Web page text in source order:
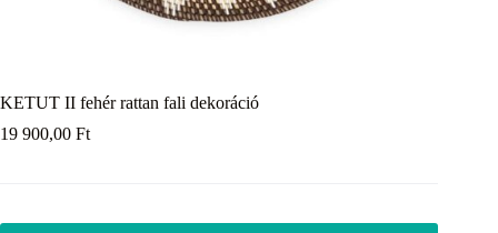
KETUT II fehér rattan fali dekoráció
19 900,00 Ft